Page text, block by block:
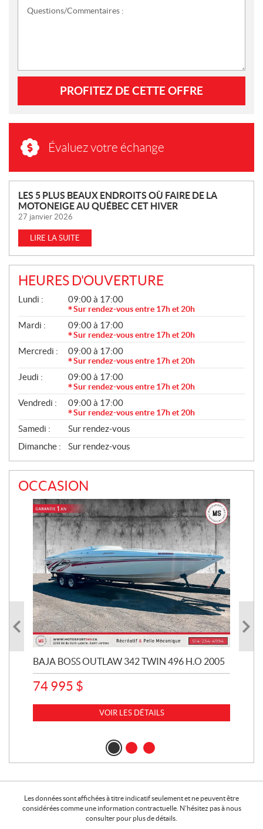
Questions/Commentaires :
PROFITEZ DE CETTE OFFRE
Évaluez votre échange
N
O
U
E
L
L
E
S
LES 5 PLUS BEAUX ENDROITS OÙ FAIRE DE LA
MOTONEIGE AU QUÉBEC CET HIVER
27 janvier 2026
LIRE LA SUITE
HEURES D'OUVERTURE
G
N
É
A
L
Lundi : 09:00 à 17:00
Sur rendez-vous entre 17h et 20h
Mardi : 09:00 à 17:00
Sur rendez-vous entre 17h et 20h
Mercredi : 09:00 à 17:00
Sur rendez-vous entre 17h et 20h
Jeudi : 09:00 à 17:00
Sur rendez-vous entre 17h et 20h
Vendredi : 09:00 à 17:00
Sur rendez-vous entre 17h et 20h
Samedi :
Sur rendez-vous
Dimanche :
Sur rendez-vous
OCCASION
BAJA BOSS OUTLAW 342 TWIN 496 H.O 2005
74 995 $
VOIR LES DÉTAILS
Les données sont affichées à titre indicatif seulement et ne peuvent être
considérées comme une information contractuelle. N'hésitez pas à nous
consulter pour plus de détails.